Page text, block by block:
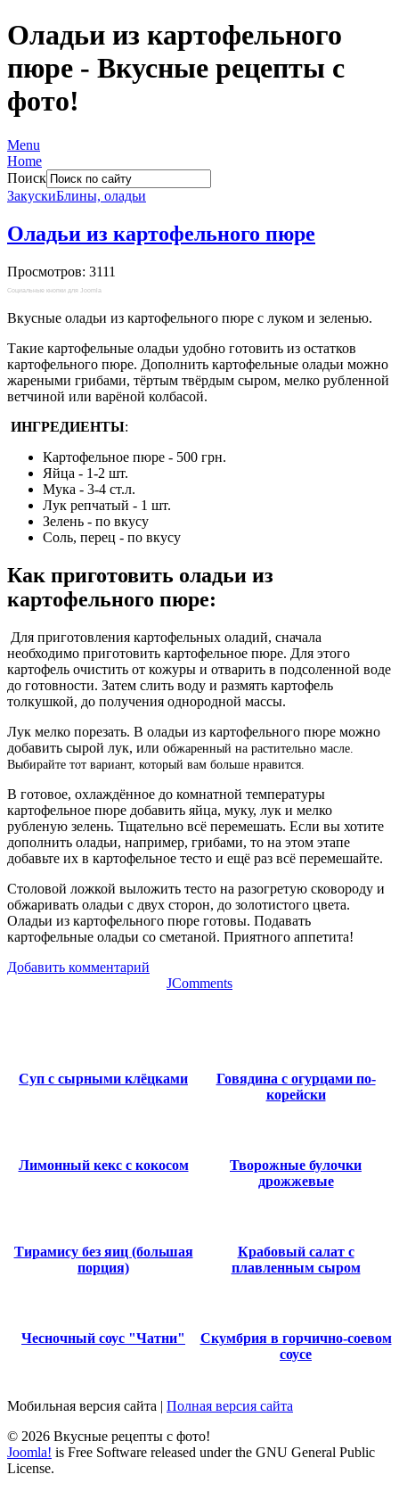
Оладьи из картофельного
пюре - Вкусные рецепты с
фото!
Menu
Home
Поиск
ЗакускиБлины, оладьи
Оладьи из картофельного пюре
Просмотров: 3111
Социальные кнопки для Joomla
Вкусные оладьи из картофельного пюре с луком и зеленью.
Такие картофельные оладьи удобно готовить из остатков
картофельного пюре. Дополнить картофельные оладьи можно
жареными грибами, тёртым твёрдым сыром, мелко рубленной
ветчиной или варёной колбасой.
ИНГРЕДИЕНТЫ:
Картофельное пюре - 500 грн.
Яйца - 1-2 шт.
Мука - 3-4 ст.л.
Лук репчатый - 1 шт.
Зелень - по вкусу
Соль, перец - по вкусу
Как приготовить оладьи из
картофельного пюре:
Для приготовления картофельных оладий, сначала
необходимо приготовить картофельное пюре. Для этого
картофель очистить от кожуры и отварить в подсоленной воде
до готовности. Затем слить воду и размять картофель
толкушкой, до получения однородной массы.
Лук мелко порезать. В оладьи из картофельного пюре можно
добавить сырой лук, или обжаренный на растительно масле.
Выбирайте тот вариант, который вам больше нравится.
В готовое, охлаждённое до комнатной температуры
картофельное пюре добавить яйца, муку, лук и мелко
рубленую зелень. Тщательно всё перемешать. Если вы хотите
дополнить оладьи, например, грибами, то на этом этапе
добавьте их в картофельное тесто и ещё раз всё перемешайте.
Столовой ложкой выложить тесто на разогретую сковороду и
обжаривать оладьи с двух сторон, до золотистого цвета.
Оладьи из картофельного пюре готовы. Подавать
картофельные оладьи со сметаной. Приятного аппетита!
Добавить комментарий
JComments
Суп с сырными клёцками
Говядина с огурцами по-
корейски
Лимонный кекс с кокосом
Творожные булочки
дрожжевые
Тирамису без яиц (большая
порция)
Крабовый салат с
плавленным сыром
Чесночный соус "Чатни"
Скумбрия в горчично-соевом
соусе
Мобильная версия сайта | Полная версия сайта
© 2026 Вкусные рецепты с фото!
Joomla! is Free Software released under the GNU General Public
License.